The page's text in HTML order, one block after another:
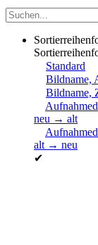
Standard
Bildname,
Bildname,
neu → alt
alt → neu
✔